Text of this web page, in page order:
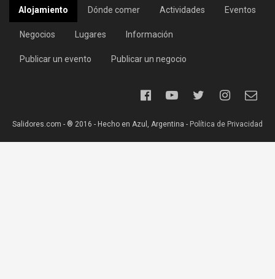
Alojamiento Dónde comer Actividades Eventos
Negocios Lugares Información
Publicar un evento Publicar un negocio
Salidores.com - ® 2016 - Hecho en Azul, Argentina - Política de Privacidad